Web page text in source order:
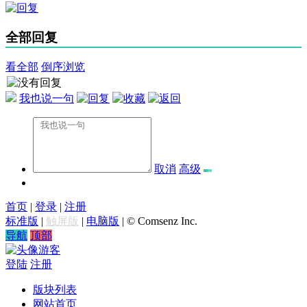
全部回复
看全部 倒序浏览
我也说一句
取消 高级
首页 | 登录 | 注册
标准版 | 触屏版 | 电脑版 | © Comsenz Inc.
导航 顶部
游客
登陆 注册
版块列表
网站首页